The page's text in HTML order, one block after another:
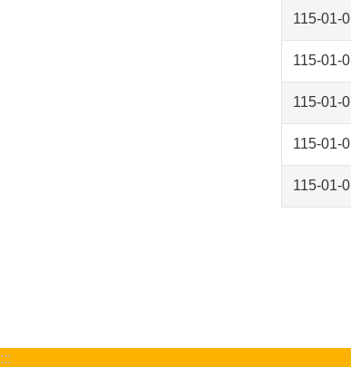
115-01-
115-01-
115-01-
115-01-
115-01-
:::